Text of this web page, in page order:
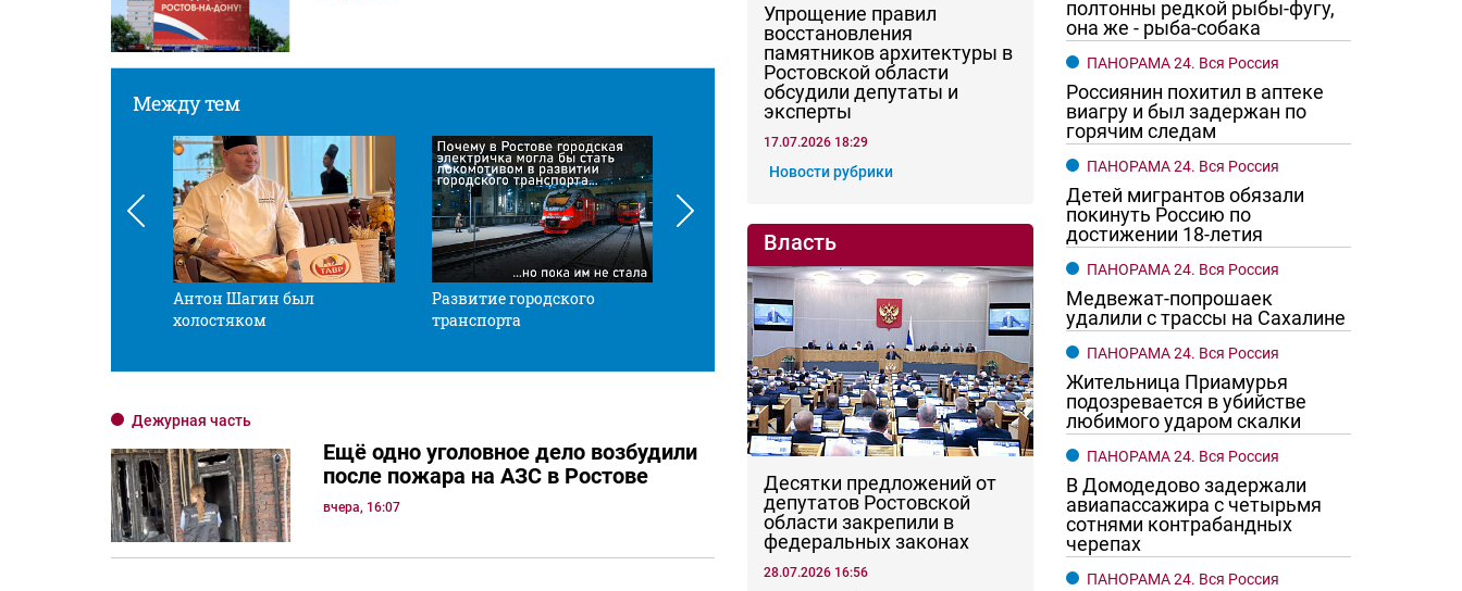
Между тем
Антон Шагин был
холостяком
Развитие городского
транспорта
Красной нитью Чего хотят женщины? Ростовчане смотрите в оба
Дежурная часть
Ещё одно уголовное дело возбудили
после пожара на АЗС в Ростове
вчера, 16:07
Упрощение правил
восстановления
памятников архитектуры в
Ростовской области
обсудили депутаты и
эксперты
17.07.2026 18:29
Новости рубрики
Власть
Десятки предложений от
депутатов Ростовской
области закрепили в
федеральных законах
28.07.2026 16:56
полтонны редкой рыбы-фугу,
она же - рыба-собака
ПАНОРАМА 24. Вся Россия
Россиянин похитил в аптеке
виагру и был задержан по
горячим следам
ПАНОРАМА 24. Вся Россия
Детей мигрантов обязали
покинуть Россию по
достижении 18-летия
ПАНОРАМА 24. Вся Россия
Медвежат-попрошаек
удалили с трассы на Сахалине
ПАНОРАМА 24. Вся Россия
Жительница Приамурья
подозревается в убийстве
любимого ударом скалки
ПАНОРАМА 24. Вся Россия
В Домодедово задержали
авиапассажира с четырьмя
сотнями контрабандных
черепах
ПАНОРАМА 24. Вся Россия